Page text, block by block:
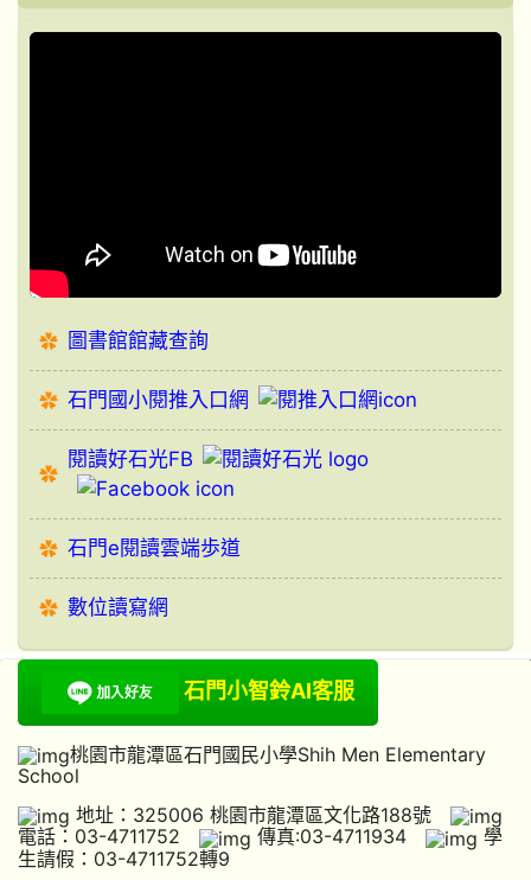
圖書館館藏查詢
石門國小閱推入口網
閱讀好石光FB
石門e閱讀雲端歩道
數位讀寫網
石門小智鈴AI客服
桃園市龍潭區石門國民小學Shih Men Elementary
School
地址：325006 桃園市龍潭區文化路188號
電話：03-4711752
傳真:03-4711934
學
生請假：03-4711752轉9